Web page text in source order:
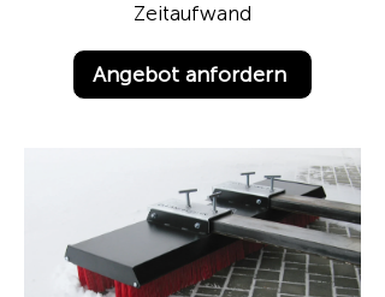
Zeitaufwand
Angebot anfordern